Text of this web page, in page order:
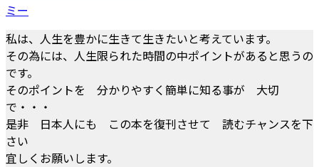
ミー
私は、人生を豊かに生きて生きたいと考えています。
その為には、人生限られた時間の中ポイントがあると思うの
です。
そのポイントを 分かりやすく簡単に知る事が 大切
で・・・
是非 日本人にも この本を復刊させて 読むチャンスを下
さい
宜しくお願いします。